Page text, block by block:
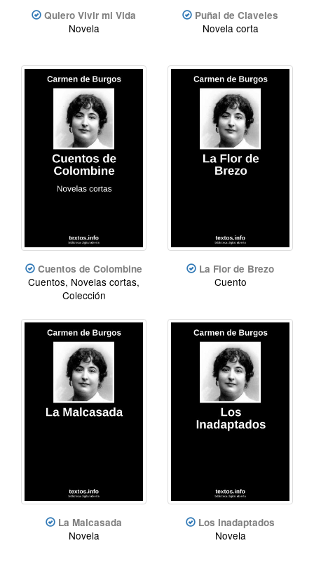
Quiero Vivir mi Vida
Novela
Puñal de Claveles
Novela corta
Cuentos de Colombine
Cuentos, Novelas cortas,
Colección
La Flor de Brezo
Cuento
La Malcasada
Novela
Los Inadaptados
Novela